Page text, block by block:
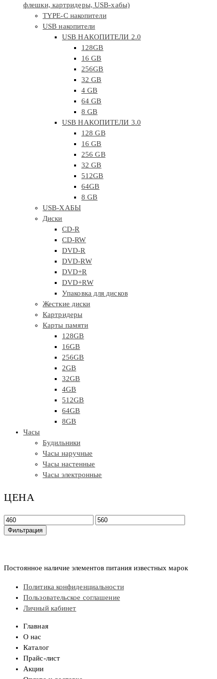
флешки, картридеры, USB-хабы)
TYPE-C накопители
USB накопители
USB НАКОПИТЕЛИ 2.0
128GB
16 GB
256GB
32 GB
4 GB
64 GB
8 GB
USB НАКОПИТЕЛИ 3.0
128 GB
16 GB
256 GB
32 GB
512GB
64GB
8 GB
USB-ХАБЫ
Диски
CD-R
CD-RW
DVD-R
DVD-RW
DVD+R
DVD+RW
Упаковка для дисков
Жесткие диски
Картридеры
Карты памяти
128GB
16GB
256GB
2GB
32GB
4GB
512GB
64GB
8GB
Часы
Будильники
Часы наручные
Часы настенные
Часы электронные
ЦЕНА
Минимальная
цена
Максимальная
цена
Фильтрация
Постоянное наличие элементов питания известных марок
Политика конфиденциальности
Пользовательское соглашение
Личный кабинет
Главная
О нас
Каталог
Прайс-лист
Акции